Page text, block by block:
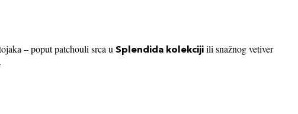
– poput patchouli srca u Splendida kolekciji ili snažnog vetiver